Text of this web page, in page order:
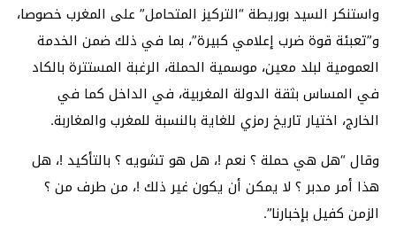
واستنكر السيد بوريطة “التركيز المتحامل” على المغرب خصوصا،
و”تعبئة قوة ضرب إعلامي كبيرة”، بما في ذلك ضمن الخدمة
العمومية لبلد معين، موسمية الحملة، الرغبة المستترة بالكاد
في المساس بثقة الدولة المغربية، في الداخل كما في
الخارج، اختيار تاريخ رمزي للغاية بالنسبة للمغرب والمغاربة.
وقال “هل هي حملة ؟ نعم !، هل هو تشويه ؟ بالتأكيد !، هل
هذا أمر مدبر ؟ لا يمكن أن يكون غير ذلك !، من طرف من ؟
الزمن كفيل بإخبارنا”.